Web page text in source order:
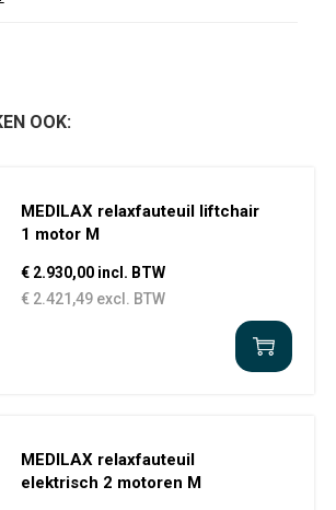
OOK:
MEDILAX relaxfauteuil liftchair
1 motor M
€ 2.930,00 incl. BTW
€ 2.421,49 excl. BTW
MEDILAX relaxfauteuil
elektrisch 2 motoren M